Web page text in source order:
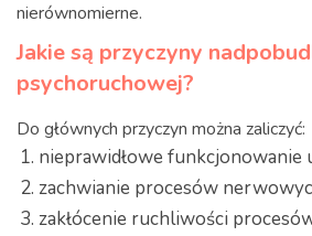
nierównomierne.
Jakie są przyczyny
psychoruchowej?
Do głównych przyczyn można zaliczyć:
nieprawidłowe funkcjonowanie
zachwianie procesów
zakłócenie ruchliwości